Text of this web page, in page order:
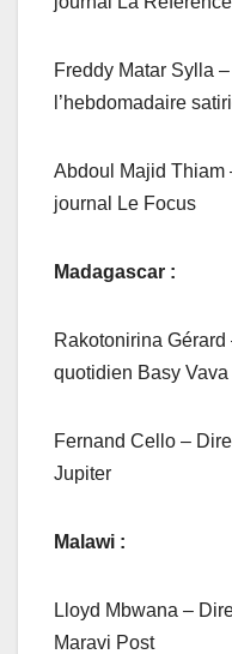
Freddy Matar Sylla
l’hebdomadaire
Abdoul Majid Thiam
journal Le Focus
Madagascar :
Rakotonirina
quotidien Basy Vava
Fernand Cello –
Jupiter
Malawi :
Lloyd Mbwana –
Maravi Post